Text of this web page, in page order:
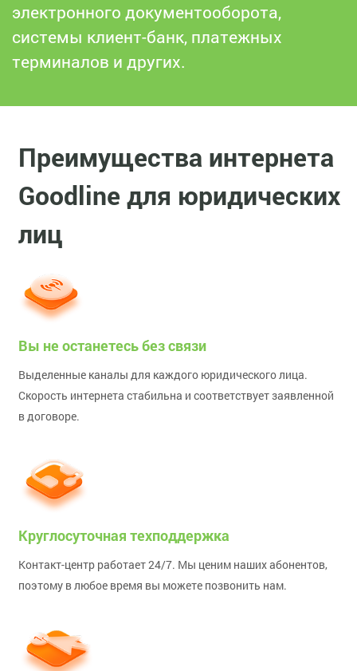
электронного документооборота,
системы клиент-банк, платежных
терминалов и других.
Преимущества интернета
Goodline для юридических
лиц
Вы не останетесь без связи
Выделенные каналы для каждого юридического лица.
Скорость интернета стабильна и соответствует заявленной
в договоре.
Круглосуточная техподдержка
Контакт-центр работает 24/7. Мы ценим наших абонентов,
поэтому в любое время вы можете позвонить нам.